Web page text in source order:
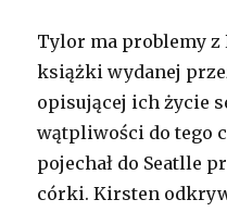
Tylor ma problemy z
książki wydanej
opisującej ich życie
wątpliwości do tego
pojechał do Seatlle
córki. Kirsten